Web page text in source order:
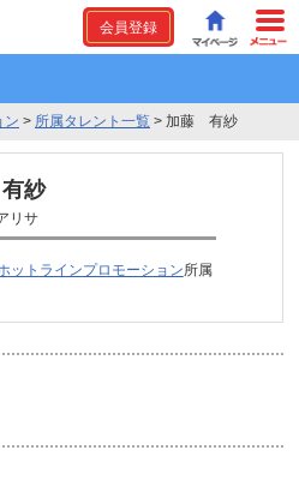
会員登録
ン > 所属タレント一覧 > 加藤 有紗
紗
リサ
ットラインプロモーション所属